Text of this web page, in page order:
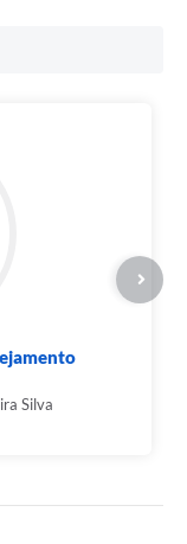
Lazer e...